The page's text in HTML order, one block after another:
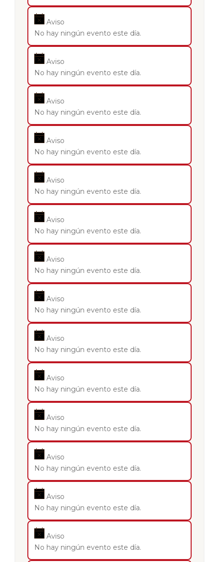
Aviso
No hay ningún evento este día.
Aviso
No hay ningún evento este día.
Aviso
No hay ningún evento este día.
Aviso
No hay ningún evento este día.
Aviso
No hay ningún evento este día.
Aviso
No hay ningún evento este día.
Aviso
No hay ningún evento este día.
Aviso
No hay ningún evento este día.
Aviso
No hay ningún evento este día.
Aviso
No hay ningún evento este día.
Aviso
No hay ningún evento este día.
Aviso
No hay ningún evento este día.
Aviso
No hay ningún evento este día.
Aviso
No hay ningún evento este día.